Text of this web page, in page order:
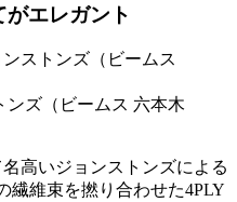
エレガント
ンズ（ビームス 六本木
高いジョンストンズによる
繊維束を撚り合わせた4PLY